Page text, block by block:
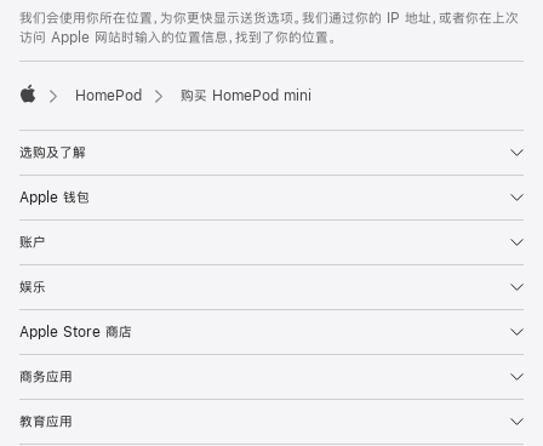
我们会使用你所在位置，为你更快显示送货选项。我们通过你的 IP 地址，或者你在上次
访问 Apple 网站时输入的位置信息，找到了你的位置。
HomePod 购买 HomePod mini
选购及了解
Apple 钱包
账户
娱乐
Apple Store 商店
商务应用
教育应用